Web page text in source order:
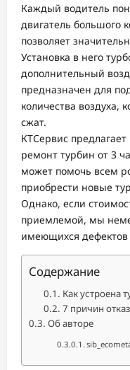
Каждый водитель
двигатель большого
позволяет
Установка в него
дополнительный
предназначен для
количества воздуха,
сжат.
КТСервис
ремонт турбин от 3
может помочь всем
приобрести новые
Однако, если
приемлемой, мы
имеющихся дефектов
Содержание
Как устроена
7 причин
Об авторе